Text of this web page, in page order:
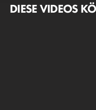
DIESE VIDEOS